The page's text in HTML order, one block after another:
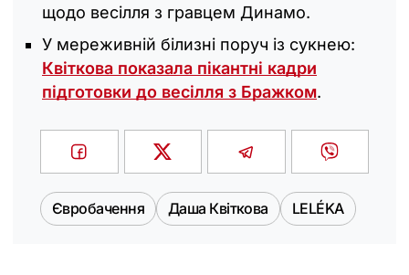
щодо весілля з гравцем Динамо.
У мереживній білизні поруч із сукнею:
Квіткова показала пікантні кадри
підготовки до весілля з Бражком.
Євробачення Даша Квіткова LELÉKA